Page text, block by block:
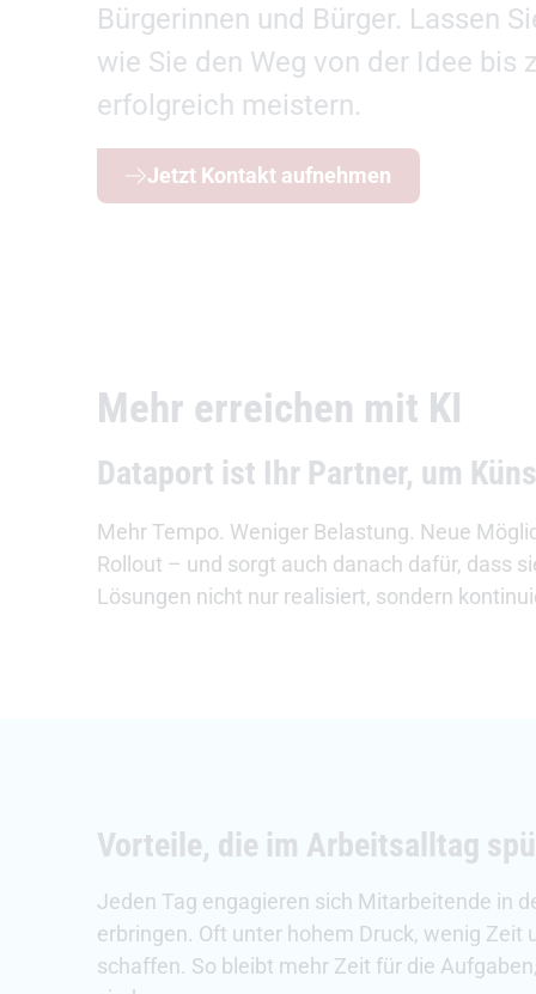
Bürgerinnen und Bürger. Lassen
wie Sie den Weg von der Idee bis
erfolgreich meistern.
Jetzt Kontakt aufnehmen
Mehr erreichen mit KI
Dataport ist Ihr Partner, um
Mehr Tempo. Weniger Belastung. Neue
Rollout – und sorgt auch danach dafür, dass
Lösungen nicht nur realisiert, sondern
Vorteile, die im Arbeitsalltag
Jeden Tag engagieren sich Mitarbeitende in
erbringen. Oft unter hohem Druck, wenig
schaffen. So bleibt mehr Zeit für die